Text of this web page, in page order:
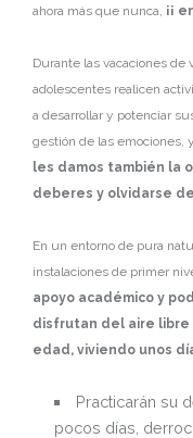
ahora más que nunca, ¡¡
Durante las vacaciones de
adolescentes realicen
a desarrollar y potenciar
gestión de las emociones,
les damos también la
deberes y olvidarse
En un entorno de pura
instalaciones de primer
apoyo académico y
disfrutan del aire libre
edad, viviendo unos
Practicarán su
pocos días,